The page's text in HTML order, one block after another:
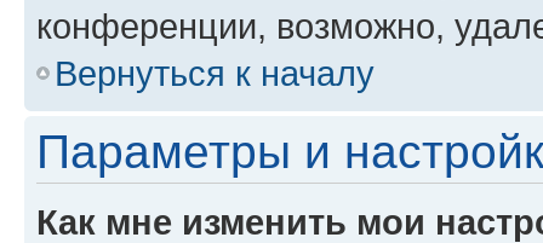
конференции, возможно,
Вернуться к началу
Параметры и
Как мне изменить мои